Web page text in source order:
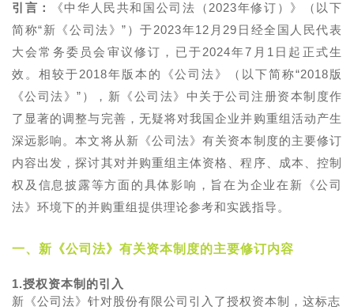
引言：
《中华人民共和国公司法（2023年修订）》（以下
简称“新《公司法》”）于2023年12月29日经全国人民代表
大会常务委员会审议修订，已于2024年7月1日起正式生
效。相较于2018年版本的《公司法》（以下简称“2018版
《公司法》”），新《公司法》中关于公司注册资本制度作
了显著的调整与完善，无疑将对我国企业并购重组活动产生
深远影响。本文将从新《公司法》有关资本制度的主要修订
内容出发，探讨其对并购重组主体资格、程序、成本、控制
权及信息披露等方面的具体影响，旨在为企业在新《公司
法》环境下的并购重组提供理论参考和实践指导。
一、新《公司法》有关资本制度的主要修订内容
1.授权资本制的引入
新《公司法》针对股份有限公司引入了授权资本制，这标志